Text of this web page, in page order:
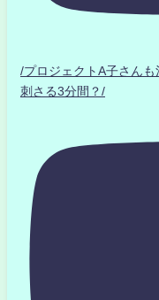
/プロジェクトA子さん
刺さる3分間？/